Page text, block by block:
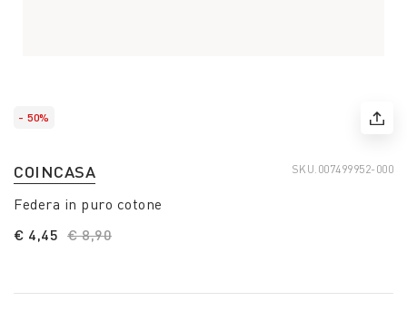
- 50%
COINCASA SKU. 007499952-000
Federa in puro cotone
Price reduced from
€ 8,90
€ 4,45